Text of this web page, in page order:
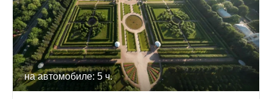
на автомобиле: 5 ч.